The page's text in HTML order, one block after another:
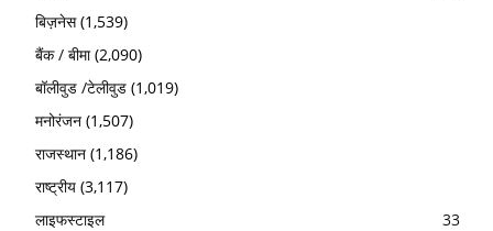
बिज़नेस(1,539)
बैंक / बीमा(2,090)
बॉलीवुड /टेलीवुड (1,019)
मनोरंजन (1,507)
राजस्थान (1,186)
राष्ट्रीय (3,117)
लाइफस्टाइल
33